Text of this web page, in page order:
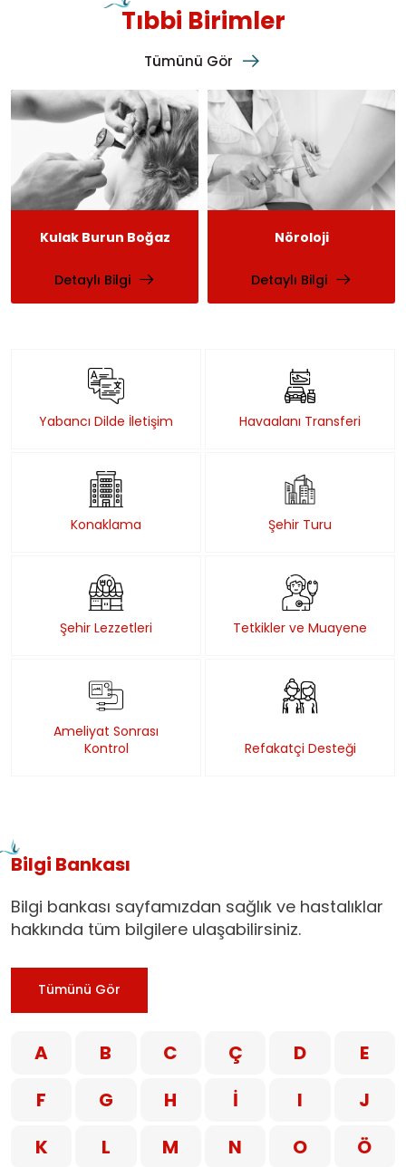
Tıbbi Birimler
Tümünü Gör
Kulak Burun Boğaz
Detaylı Bilgi
Nöroloji
Detaylı Bilgi
Yabancı Dilde İletişim Havaalanı Transferi
Konaklama Şehir Turu
Şehir Lezzetleri Tetkikler ve Muayene
Ameliyat Sonrası
Kontrol
Refakatçi Desteği
Bilgi Bankası
Bilgi bankası sayfamızdan sağlık ve hastalıklar
hakkında tüm bilgilere ulaşabilirsiniz.
Tümünü Gör
A B C Ç D
E
F
G H İ I
J
K
L M N O
Ö